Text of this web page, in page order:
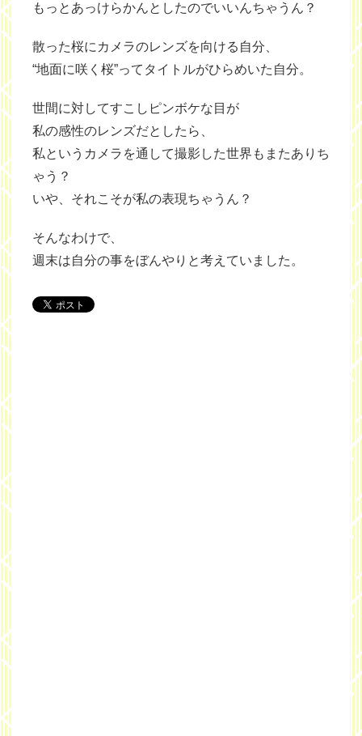
もっとあっけらかんとしたのでいいんちゃうん？
散った桜にカメラのレンズを向ける自分、
“地面に咲く桜”ってタイトルがひらめいた自分。
世間に対してすこしピンボケな目が
私の感性のレンズだとしたら、
私というカメラを通して撮影した世界もまたありち
ゃう？
いや、それこそが私の表現ちゃうん？
そんなわけで、
週末は自分の事をぼんやりと考えていました。